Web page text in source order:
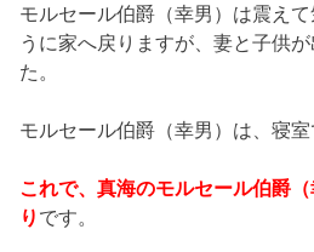
モルセール伯爵（幸男）は震え
うに家へ戻りますが、妻と子供
た。
モルセール伯爵（幸男）は、寝室
これで、真海のモルセール伯爵
り です。